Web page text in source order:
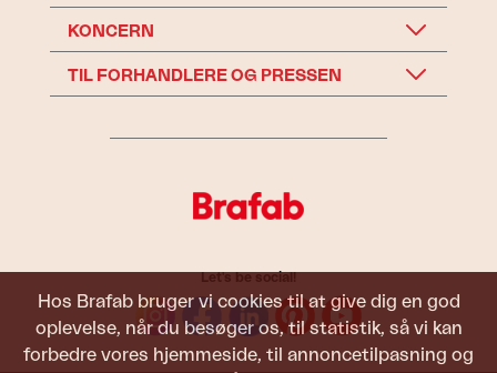
Hos Brafab bruger vi cookies til at give dig en god
oplevelse, når du besøger os, til statistik, så vi kan
forbedre vores hjemmeside, til annoncetilpasning og
KONCERN
TIL FORHANDLERE OG PRESSEN
Let's be social!